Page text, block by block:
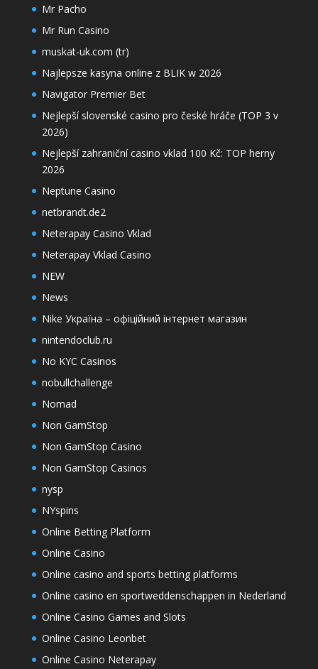
Mr Pacho
Mr Run Casino
muskat-uk.com (tr)
Najlepsze kasyna online z BLIK w 2026
Navigator Premier Bet
Nejlepší slovenské casino pro české hráče (TOP 3 v
2026)
Nejlepší zahraniční casino vklad 100 Kč: TOP herny
2026
Neptune Casino
netbrandt.de2
Neterapay Casino Vklad
Neterapay Vklad Casino
NEW
News
Nike Україна – офіційний інтернет магазин
nintendoclub.ru
No KYC Casinos
nobullchallenge
Nomad
Non GamStop
Non GamStop Casino
Non GamStop Casinos
nysp
NYspins
Online Betting Platform
Online Casino
Online casino and sports betting platforms
Online casino en sportweddenschappen in Nederland
Online Casino Games and Slots
Online Casino Leonbet
Online Casino Neterapay